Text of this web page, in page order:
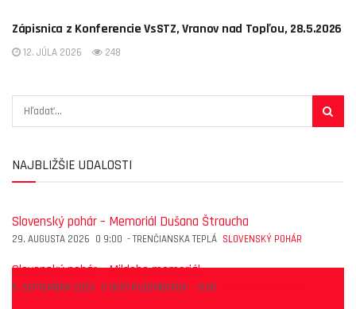
Zápisnica z Konferencie VsSTZ, Vranov nad Topľou, 28.5.2026
12. JÚLA 2026 248
NAJBLIŽŠIE UDALOSTI
Slovenský pohár – Memoriál Dušana Štraucha
29. AUGUSTA 2026 O 9:00 -TRENČIANSKA TEPLÁ SLOVENSKÝ POHÁR
Slovenský pohár – Mildeho memoriál
5. SEPTEMBRA 2026 O ŠKST RUŽOMBEROK - 9:00